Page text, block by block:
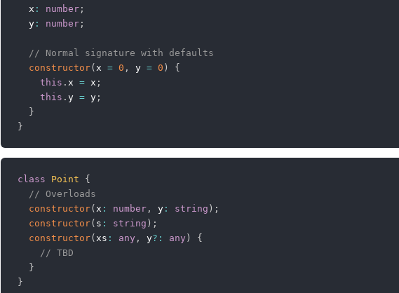
  x
: number ;
  y
: number ;
// Normal signature with defaults
constructor( x = 0 , y = 0 )
{
this . x = x ;
this . y = y ;
}
}
class Point
{
// Overloads
constructor( x : number , y : string ) ;
constructor( s : string ) ;
constructor( xs : any , y? : any )
{
// TBD
}
}